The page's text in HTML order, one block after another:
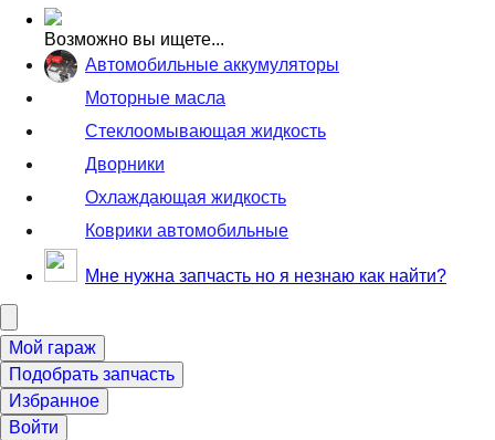
Возможно вы ищете...
Автомобильные аккумуляторы
Моторные масла
Стеклоомывающая жидкость
Дворники
Охлаждающая жидкость
Коврики автомобильные
Мне нужна запчасть но я незнаю как найти?